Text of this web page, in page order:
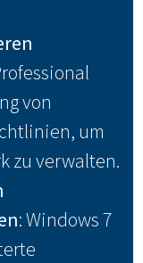
von
um
zu verwalten.
: Windows 7